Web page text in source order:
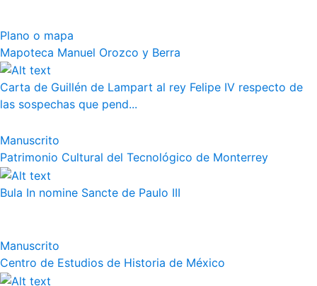
Plano o mapa
Mapoteca Manuel Orozco y Berra
Carta de Guillén de Lampart al rey Felipe IV respecto de
las sospechas que pend...
Manuscrito
Patrimonio Cultural del Tecnológico de Monterrey
Bula In nomine Sancte de Paulo III
Manuscrito
Centro de Estudios de Historia de México